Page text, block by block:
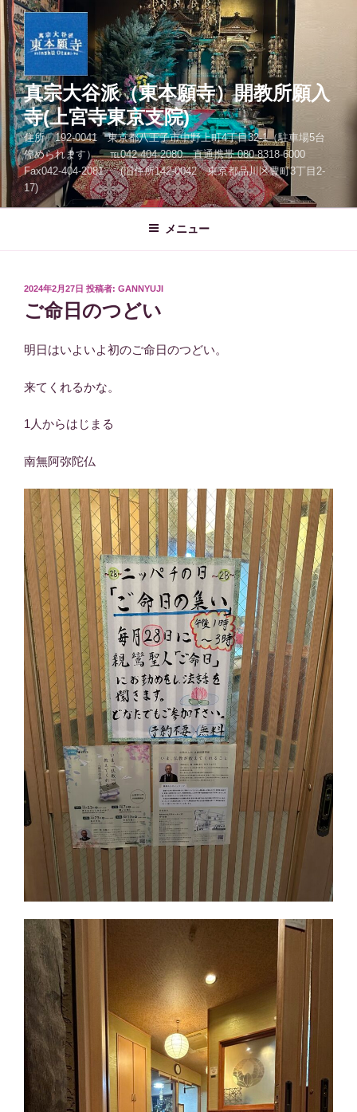
コ
ン
テ
ン
へ
ス
キ
ッ
プ
真宗大谷派（東本願寺）開教所願入
寺(上宮寺東京支院)
住所 192-0041 東京都八王子市中野上町4丁目32-1（駐車場5台
停められます） ℡042-404-2080 直通携帯 080-8318-6000
Fax042-404-2081 (旧住所142-0042 東京都品川区豊町3丁目2-
17)
メニュー
投
稿
日:
2024年2月27日 投稿者: GANNYUJI
ご命日のつどい
明日はいよいよ初のご命日のつどい。
来てくれるかな。
1人からはじまる
南無阿弥陀仏